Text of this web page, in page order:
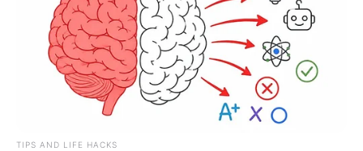
TIPS AND LIFE HACKS